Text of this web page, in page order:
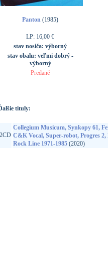
Panton (1985)
LP: 16,00 €
stav nosiča: výborný
stav obalu: veľmi dobrý -
výborný
Predané
tituly:
2CD
Collegium Musicum, Synkopy 61,
C&K Vocal, Super-robot, Progres
Rock Line 1971-1985(2020)